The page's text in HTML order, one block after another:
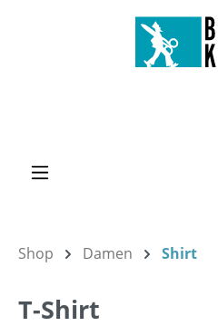
Zum Hauptinhalt springen
Shop Damen Shirt
T-Shirt